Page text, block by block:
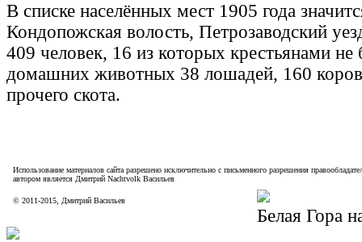
В списке населённых мест 1905 года
Кондопожская волость, Петрозаводский
409 человек, 16 из которых крестьянами
домашних животных 38 лошадей, 160
прочего скота.
Использование материалов сайта разрешено исключительно с письменного разрешения
автором является Дмитрий Nachtvolk Васильев
© 2011-2015, Дмитрий Васильев
Белая Гора